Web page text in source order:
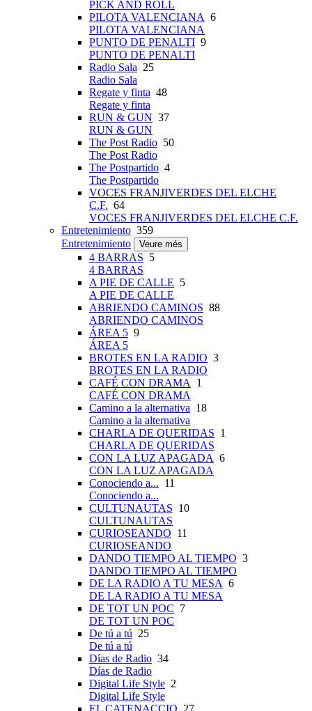
PICK AND ROLL
PILOTA VALENCIANA 6
PILOTA VALENCIANA
PUNTO DE PENALTI 9
PUNTO DE PENALTI
Radio Sala 25
Radio Sala
Regate y finta 48
Regate y finta
RUN & GUN 37
RUN & GUN
The Post Radio 50
The Post Radio
The Postpartido 4
The Postpartido
VOCES FRANJIVERDES DEL ELCHE
C.F. 64
VOCES FRANJIVERDES DEL ELCHE C.F.
Entretenimiento 359
Entretenimiento
Veure més
4 BARRAS 5
4 BARRAS
A PIE DE CALLE 5
A PIE DE CALLE
ABRIENDO CAMINOS 88
ABRIENDO CAMINOS
ÁREA 5 9
ÁREA 5
BROTES EN LA RADIO 3
BROTES EN LA RADIO
CAFÉ CON DRAMA 1
CAFÉ CON DRAMA
Camino a la alternativa 18
Camino a la alternativa
CHARLA DE QUERIDAS 1
CHARLA DE QUERIDAS
CON LA LUZ APAGADA 6
CON LA LUZ APAGADA
Conociendo a... 11
Conociendo a...
CULTUNAUTAS 10
CULTUNAUTAS
CURIOSEANDO 11
CURIOSEANDO
DANDO TIEMPO AL TIEMPO 3
DANDO TIEMPO AL TIEMPO
DE LA RADIO A TU MESA 6
DE LA RADIO A TU MESA
DE TOT UN POC 7
DE TOT UN POC
De tú a tú 25
De tú a tú
Días de Radio 34
Días de Radio
Digital Life Style 2
Digital Life Style